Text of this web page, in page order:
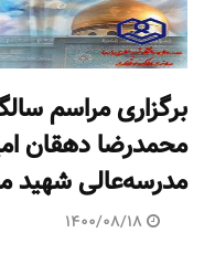
برگزاری مراسم
محمدرضا دهقان
مدرسه‌عالی شهید
1400/08/18